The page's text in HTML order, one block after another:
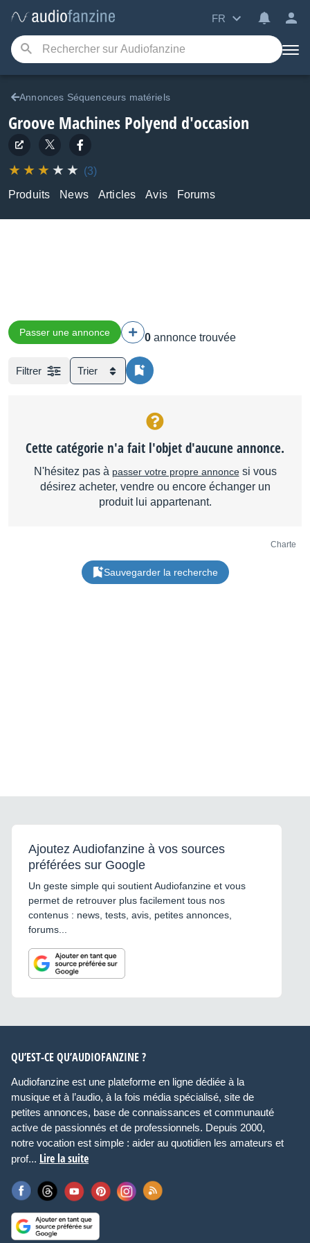
FR
Annonces Séquenceurs matériels
Groove Machines Polyend d'occasion
(3)
Produits
News Articles Avis Forums
Passer une annonce 0 annonce trouvée
Filtrer Trier
Cette catégorie n'a fait l'objet d'aucune annonce.
N'hésitez pas à passer votre propre annoncesi vous
désirez acheter, vendre ou encore échanger un
produit lui appartenant.
Charte
Sauvegarder la recherche
Ajoutez Audiofanzine à vos sources
préférées sur Google
Un geste simple qui soutient Audiofanzine et vous
permet de retrouver plus facilement tous nos
contenus : news, tests, avis, petites annonces,
forums...
QU’EST-CE QU’AUDIOFANZINE ?
Audiofanzine est une plateforme en ligne dédiée à la
musique et à l’audio, à la fois média spécialisé, site de
petites annonces, base de connaissances et communauté
active de passionnés et de professionnels. Depuis 2000,
notre vocation est simple : aider au quotidien les amateurs et
prof... Lire la suite